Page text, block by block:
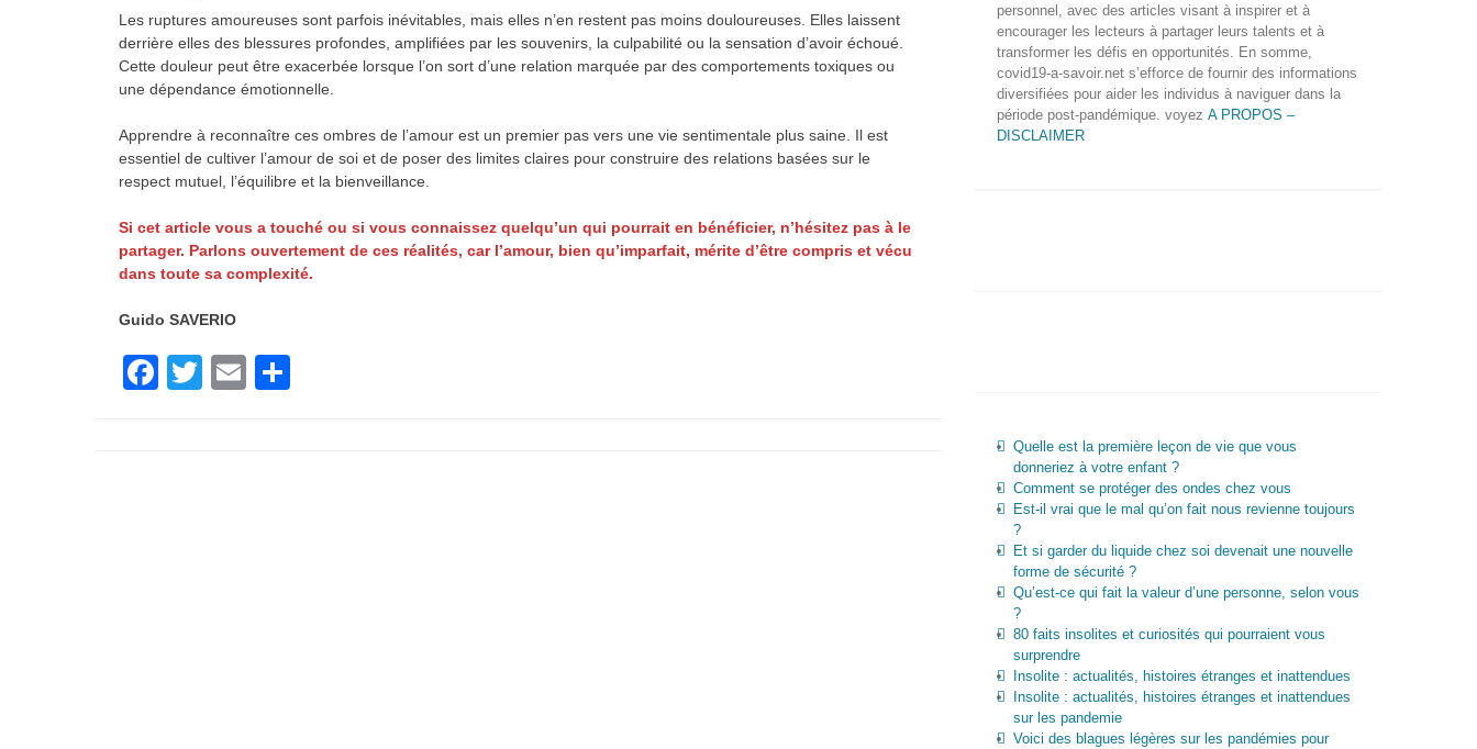
Les ruptures amoureuses sont parfois inévitables, mais elles n’en restent pas moins douloureuses. Elles laissent
derrière elles des blessures profondes, amplifiées par les souvenirs, la culpabilité ou la sensation d’avoir échoué.
Cette douleur peut être exacerbée lorsque l’on sort d’une relation marquée par des comportements toxiques ou
une dépendance émotionnelle.
Apprendre à reconnaître ces ombres de l’amour est un premier pas vers une vie sentimentale plus saine. Il est
essentiel de cultiver l’amour de soi et de poser des limites claires pour construire des relations basées sur le
respect mutuel, l’équilibre et la bienveillance.
Si cet article vous a touché ou si vous connaissez quelqu’un qui pourrait en bénéficier, n’hésitez pas à le
partager. Parlons ouvertement de ces réalités, car l’amour, bien qu’imparfait, mérite d’être compris et vécu
dans toute sa complexité.
Guido SAVERIO
Facebook
TwitterEmail
personnel, avec des articles visant à inspirer et à
encourager les lecteurs à partager leurs talents et à
transformer les défis en opportunités. En somme,
covid19-a-savoir.net s’efforce de fournir des informations
diversifiées pour aider les individus à naviguer dans la
période post-pandémique. voyez A PROPOS –
DISCLAIMER
Quelle est la première leçon de vie que vous
donneriez à votre enfant ?
Comment se protéger des ondes chez vous
Est-il vrai que le mal qu’on fait nous revienne toujours
?
Et si garder du liquide chez soi devenait une nouvelle
forme de sécurité ?
Qu’est-ce qui fait la valeur d’une personne, selon vous
?
80 faits insolites et curiosités qui pourraient vous
surprendre
Insolite : actualités, histoires étranges et inattendues
Insolite : actualités, histoires étranges et inattendues
sur les pandemie
Voici des blagues légères sur les pandémies pour